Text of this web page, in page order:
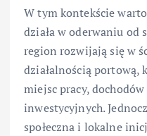
W tym kontekście
działa w oderwaniu od
region rozwijają się w
działalnością portową,
miejsc pracy,
inwestycyjnych.
społeczna i lokalne